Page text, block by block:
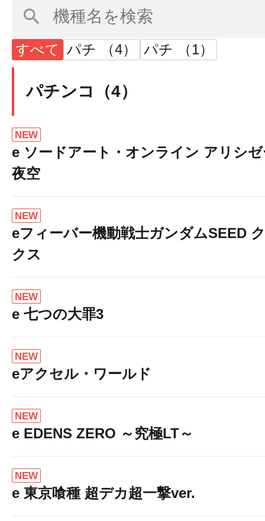
すべて パチ （4） パチ （1）
パチンコ（4）
NEW
e ソードアート・オンライン アリシ
夜空
NEW
eフィーバー機動戦士ガンダムSEED
クス
NEW
e 七つの大罪3
NEW
eアクセル・ワールド
NEW
e EDENS ZERO ～究極LT～
NEW
e 東京喰種 超デカ超一撃ver.